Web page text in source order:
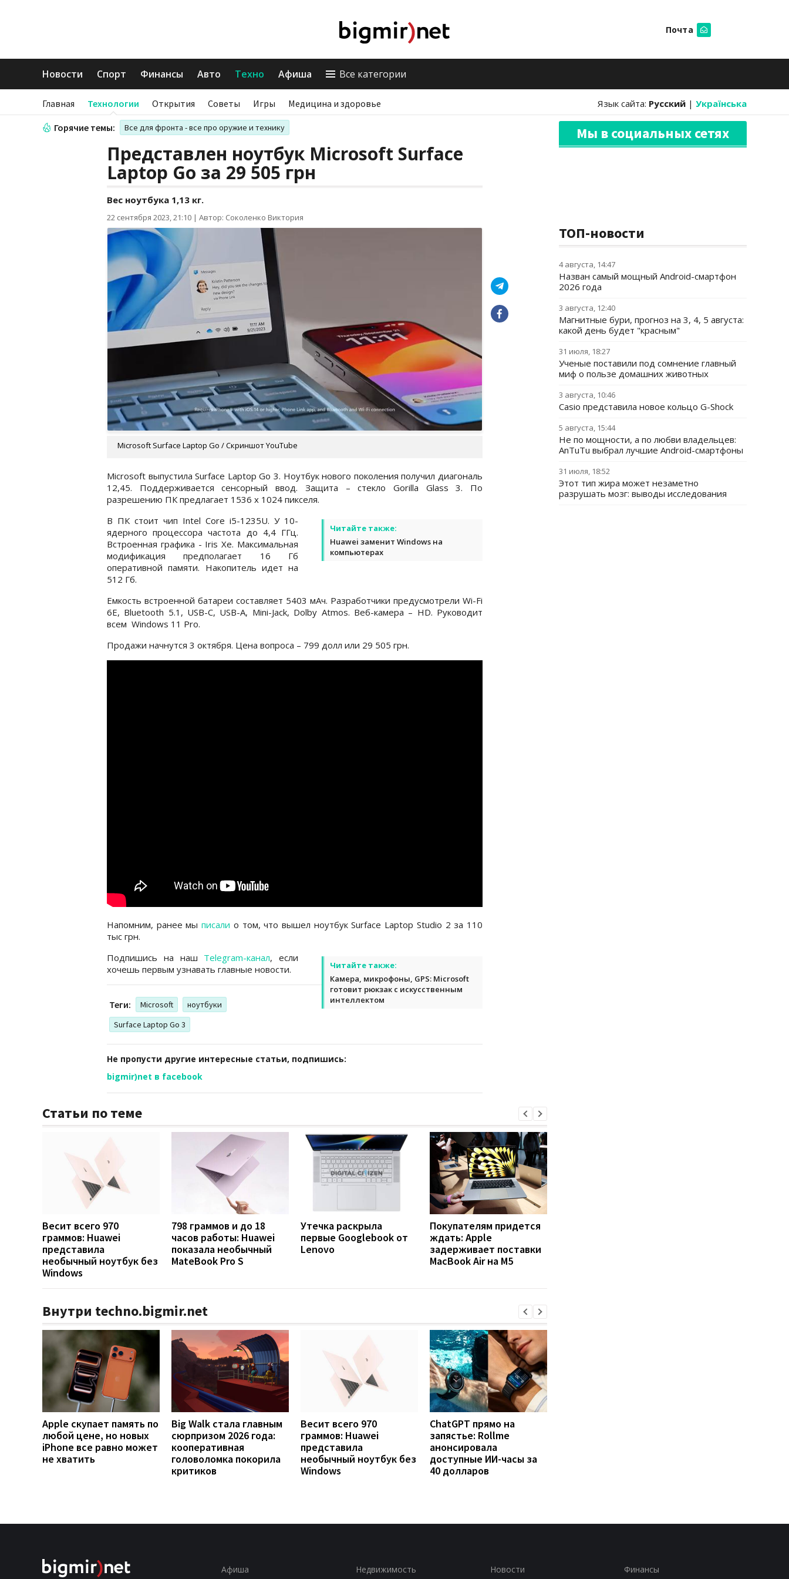
Почта
Новости Спорт Финансы Авто Техно Афиша Все категории
Главная Технологии Открытия Советы Игры Медицина и здоровье Язык сайта: Русский | Українська
Горячие темы: Все для фронта - все про оружие и технику
Представлен ноутбук Microsoft Surface
Laptop Go за 29 505 грн
Вес ноутбука 1,13 кг.
22 сентября 2023, 21:10 | Автор: Соколенко Виктория
Microsoft Surface Laptop Go / Скриншот YouTube
Microsoft выпустила Surface Laptop Go 3. Ноутбук нового поколения получил диагональ
12,45. Поддерживается сенсорный ввод. Защита – стекло Gorilla Glass 3. По
разрешению ПК предлагает 1536 x 1024 пикселя.
Читайте также:
Huawei заменит Windows на
компьютерах
В ПК стоит чип Intel Core i5-1235U. У 10-
ядерного процессора частота до 4,4 ГГц.
Встроенная графика - Iris Xe. Максимальная
модификация предполагает 16 Гб
оперативной памяти. Накопитель идет на
512 Гб.
Емкость встроенной батареи составляет 5403 мАч. Разработчики предусмотрели Wi-Fi
6E, Bluetooth 5.1, USB-C, USB-A, Mini-Jack, Dolby Atmos. Веб-камера – HD. Руководит
всем Windows 11 Pro.
Продажи начнутся 3 октября. Цена вопроса – 799 долл или 29 505 грн.
Напомним, ранее мыписали о том, что вышел ноутбук Surface Laptop Studio 2 за 110
тыс грн.
Читайте также:
Камера, микрофоны, GPS: Microsoft
готовит рюкзак с искусственным
интеллектом
Подпишись на наш Telegram-канал, если
хочешь первым узнавать главные новости.
Теги: Microsoft
ноутбуки
Surface Laptop Go 3
Не пропусти другие интересные статьи, подпишись:
bigmir)net в facebook
Статьи по теме
Весит всего 970
граммов: Huawei
представила
необычный ноутбук без
Windows
798 граммов и до 18
часов работы: Huawei
показала необычный
MateBook Pro S
Утечка раскрыла
первые Googlebook от
Lenovo
Покупателям придется
ждать: Apple
задерживает поставки
MacBook Air на M5
Внутри techno.bigmir.net
Apple скупает память по
любой цене, но новых
iPhone все равно может
не хватить
Big Walk стала главным
сюрпризом 2026 года:
кооперативная
головоломка покорила
критиков
Весит всего 970
граммов: Huawei
представила
необычный ноутбук без
Windows
ChatGPT прямо на
запястье: Rollme
анонсировала
доступные ИИ-часы за
40 долларов
Мы в социальных сетях
ТОП-новости
4 августа, 14:47
Назван самый мощный Android-смартфон
2026 года
3 августа, 12:40
Магнитные бури, прогноз на 3, 4, 5 августа:
какой день будет "красным"
31 июля, 18:27
Ученые поставили под сомнение главный
миф о пользе домашних животных
3 августа, 10:46
Casio представила новое кольцо G-Shock
5 августа, 15:44
Не по мощности, а по любви владельцев:
AnTuTu выбрал лучшие Android-смартфоны
31 июля, 18:52
Этот тип жира может незаметно
разрушать мозг: выводы исследования
Афиша Недвижимость Новости Финансы